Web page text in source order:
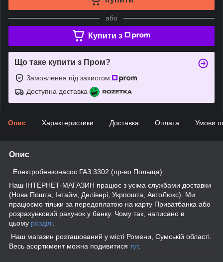
або
Купити з
Що таке купити з Пром?
Замовлення під захистом
Доступна доставка
Опис Характеристики Доставка Оплата Умови
Опис
Електробензонасос ГАЗ 3302 (пр-во Польща)
Наш ІНТЕРНЕТ-МАГАЗИН працює з усіма службами доставки
(Нова Пошта, Інтайм, Делівері, Укрпошта, АвтоЛюкс). Ми
працюємо тільки за передоплатою на карту Приватбанка або
розрахунковий рахунок у банку. Чому так, написано в
цьому розділі
Наш магазин розташований у місті Ромени, Сумській області.
Весь асортимент можна подивитися тут.